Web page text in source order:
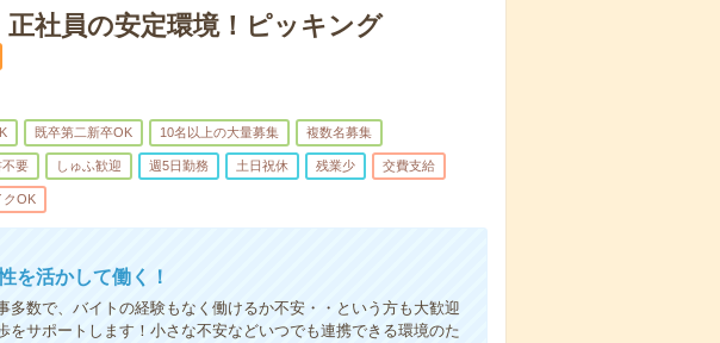
正社員の安定環境！ピッキング
既卒第二新卒OK 10名以上の大量募集 複数名募集
不要 しゅふ歓迎 週5日勤務 土日祝休 残業少 交費支給
クOK
を活かして働く！
多数で、バイトの経験もなく働けるか不安・・という方も大歓迎
をサポートします！小さな不安などいつでも連携できる環境のた